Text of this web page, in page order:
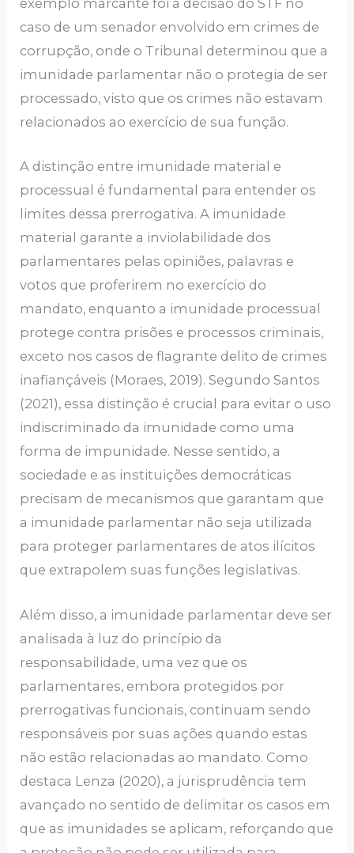
exemplo marcante foi a decisão do STF no
caso de um senador envolvido em crimes de
corrupção, onde o Tribunal determinou que a
imunidade parlamentar não o protegia de ser
processado, visto que os crimes não estavam
relacionados ao exercício de sua função.
A distinção entre imunidade material e
processual é fundamental para entender os
limites dessa prerrogativa. A imunidade
material garante a inviolabilidade dos
parlamentares pelas opiniões, palavras e
votos que proferirem no exercício do
mandato, enquanto a imunidade processual
protege contra prisões e processos criminais,
exceto nos casos de flagrante delito de crimes
inafiançáveis (Moraes, 2019). Segundo Santos
(2021), essa distinção é crucial para evitar o uso
indiscriminado da imunidade como uma
forma de impunidade. Nesse sentido, a
sociedade e as instituições democráticas
precisam de mecanismos que garantam que
a imunidade parlamentar não seja utilizada
para proteger parlamentares de atos ilícitos
que extrapolem suas funções legislativas.
Além disso, a imunidade parlamentar deve ser
analisada à luz do princípio da
responsabilidade, uma vez que os
parlamentares, embora protegidos por
prerrogativas funcionais, continuam sendo
responsáveis por suas ações quando estas
não estão relacionadas ao mandato. Como
destaca Lenza (2020), a jurisprudência tem
avançado no sentido de delimitar os casos em
que as imunidades se aplicam, reforçando que